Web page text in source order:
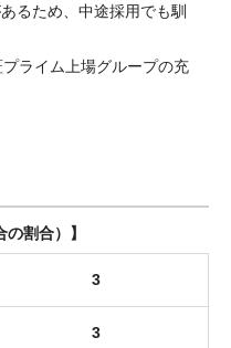
るため、中途採用でも馴
ライム上場グループの充
割合）
3
3